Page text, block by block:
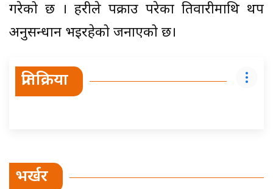
गरेको छ । प्रहरीले पक्राउ परेका तिवारीमाथि थप
अनुसन्धान भइरहेको जनाएको छ।
प्रतिक्रिया
भर्खर